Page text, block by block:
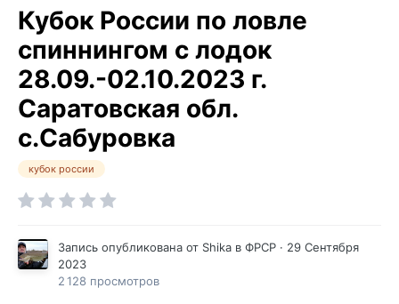
Кубок России по ловле
спиннингом с лодок
28.09.-02.10.2023 г.
Саратовская обл.
с.Сабуровка
кубок россии
Запись опубликована от Shika в ФРСР · 29 Сентября
2023
2 128 просмотров